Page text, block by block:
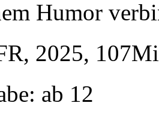
Humor
2025,
ab 12